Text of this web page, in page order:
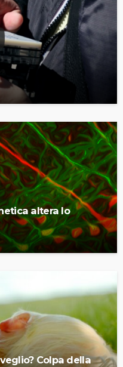
altera lo
Colpa della